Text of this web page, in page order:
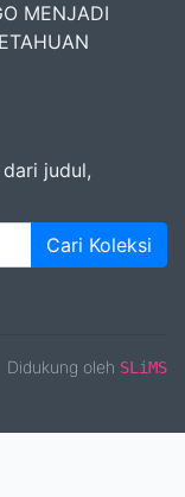
MENJADI
judul,
Cari Koleksi
Didukung oleh SLiMS